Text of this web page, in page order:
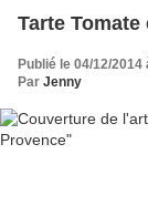
Tarte
Publié le 04/12/2014
Par Jenny